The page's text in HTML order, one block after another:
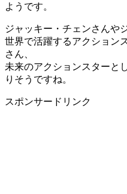
ようです。
ジャッキー・チェンさんや
世界で活躍するアクション
さん、
未来のアクションスターと
りそうですね。
スポンサードリンク